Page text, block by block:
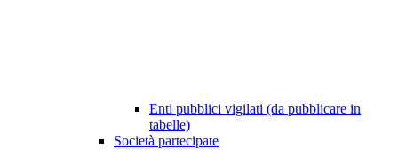
Enti pubblici vigilati (da pubblicare in
tabelle)
Società partecipate